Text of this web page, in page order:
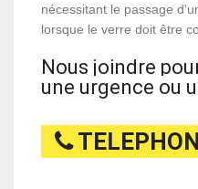
nécessitant le passage
lorsque le verre doit être
Nous joindre
une urgence ou